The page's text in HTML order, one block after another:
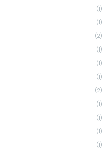
(1)
(1)
(2)
(1)
(1)
(1)
(2)
(1)
(1)
(1)
(1)